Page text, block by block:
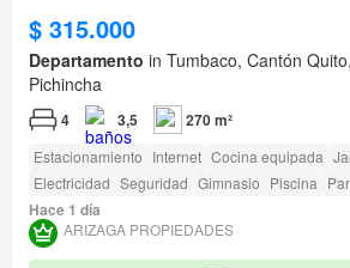
$ 315.000
Departamento in Tumbaco, Cantón
Pichincha
4 3,5 270 m²
Estacionamiento Internet Cocina equipada
Electricidad Seguridad Gimnasio Piscina
Hace 1 día
ARIZAGA PROPIEDADES